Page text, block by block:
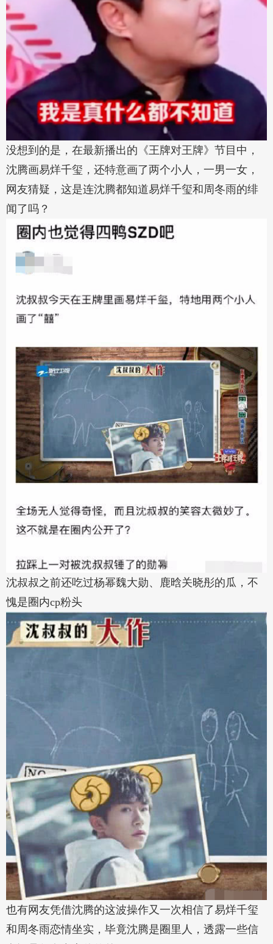
没想到的是，在最新播出的《王牌对王牌》节目中，
沈腾画易烊千玺，还特意画了两个小人，一男一女，
网友猜疑，这是连沈腾都知道易烊千玺和周冬雨的绯
闻了吗？
沈叔叔之前还吃过杨幂魏大勋、鹿晗关晓彤的瓜，不
愧是圈内cp粉头
也有网友凭借沈腾的这波操作又一次相信了易烊千玺
和周冬雨恋情坐实，毕竟沈腾是圈里人，透露一些信